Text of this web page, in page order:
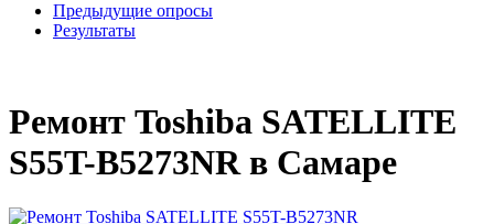
Предыдущие опросы
Результаты
Ремонт Toshiba SATELLITE
S55T-B5273NR в Самаре